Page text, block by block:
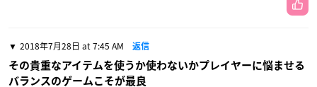
2018年7月28日 at 7:45 AM 返信
その貴重なアイテムを使うか使わないかプレイヤーに悩ませる
バランスのゲームこそが最良